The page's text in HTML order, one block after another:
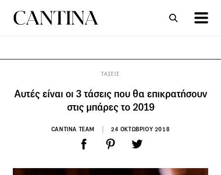
ΤΑΣΕΙΣ
Αυτές είναι οι 3 τάσεις που θα επικρατήσουν
στις μπάρες το 2019
CANTINA TEAM 24 ΟΚΤΩΒΡΙΟΥ 2018